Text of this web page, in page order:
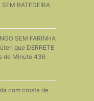
BATEDEIRA
SEM FARINHA
que DERRETE
de Minuto 436
com crosta de